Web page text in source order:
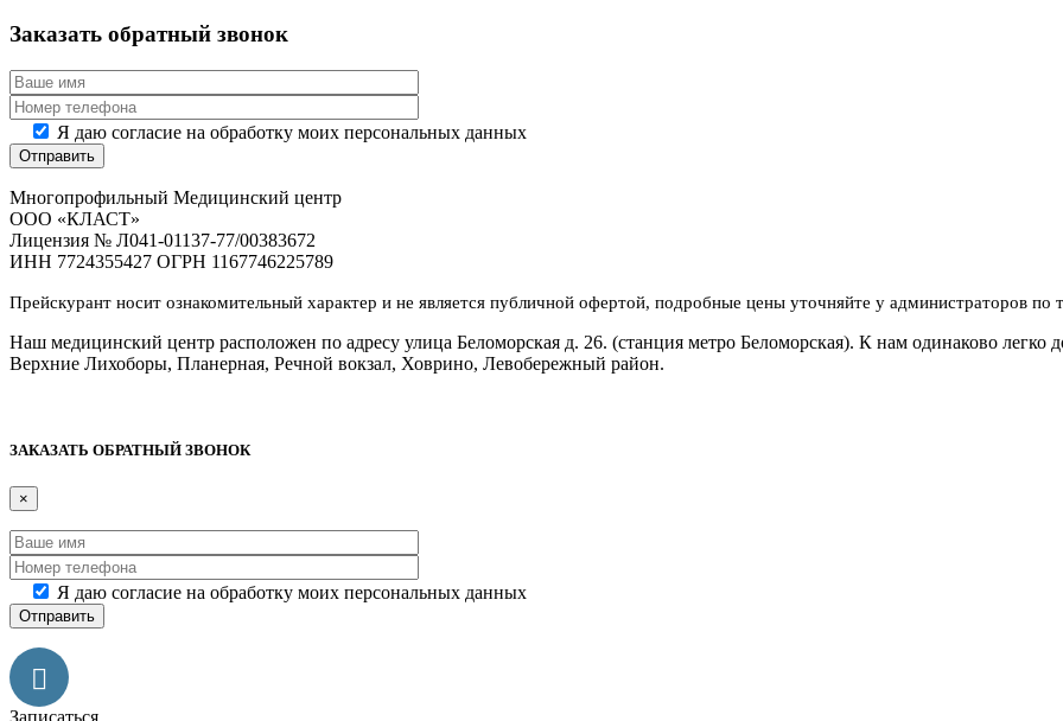
Заказать обратный звонок
Я даю согласие на обработку моих персональных данных
Многопрофильный Медицинский центр
ООО «КЛАСТ»
Лицензия № Л041-01137-77/00383672
ИНН 7724355427 ОГРН 1167746225789
Прейскурант носит ознакомительный характер и не является публичной офертой, подробные цены уточняйте у администраторов по
Наш медицинский центр расположен по адресу улица Беломорская д. 26. (станция метро Беломорская). К нам одинаково легко
Верхние Лихоборы, Планерная, Речной вокзал, Ховрино, Левобережный район.
ЗАКАЗАТЬ ОБРАТНЫЙ ЗВОНОК
×
Я даю согласие на обработку моих персональных данных